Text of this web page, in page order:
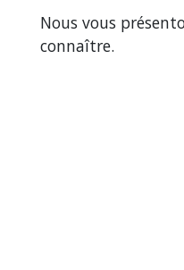
Nous vous
connaître.